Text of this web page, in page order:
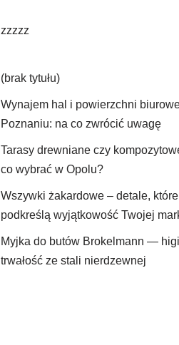
zzzzz
(brak tytułu)
Wynajem hal i powierzchni
Poznaniu: na co zwrócić uwagę
Tarasy drewniane czy
co wybrać w Opolu?
Wszywki żakardowe – detale, które
podkreślą wyjątkowość Twojej
Myjka do butów Brokelmann —
trwałość ze stali nierdzewnej